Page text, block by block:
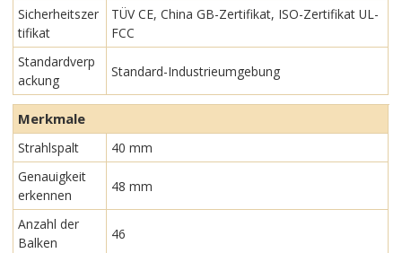
Sicherheitszer
tifikat
TÜV CE, China GB-Zertifikat, ISO-Zertifikat UL-
FCC
Standardverp
ackung
Standard-Industrieumgebung
Merkmale
Strahlspalt
40 mm
Genauigkeit
erkennen
48 mm
Anzahl der
Balken
46